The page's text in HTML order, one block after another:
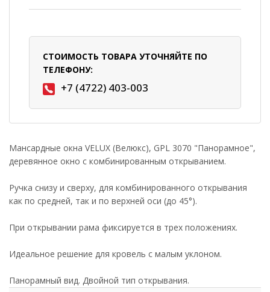
СТОИМОСТЬ ТОВАРА УТОЧНЯЙТЕ ПО
ТЕЛЕФОНУ:
+7 (4722) 403-003
Мансардные окна VELUX (Велюкс), GPL 3070 "Панорамное",
деревянное окно с комбинированным открыванием.
Ручка снизу и сверху, для комбинированного открывания
как по средней, так и по верхней оси (до 45°).
При открывании рама фиксируется в трех положениях.
Идеальное решение для кровель с малым уклоном.
Панорамный вид. Двойной тип открывания.